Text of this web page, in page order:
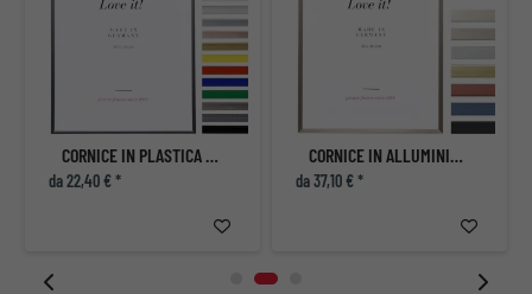
CORNICE IN PLASTICA ART
da 22,40 € *
CORNICE IN ALLUMINIO ECON ANGOLARE SU MISURA
da 37,10 € *